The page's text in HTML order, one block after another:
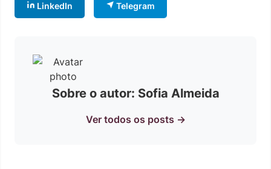
LinkedIn Telegram
Sobre o autor: Sofia Almeida
Ver todos os posts →